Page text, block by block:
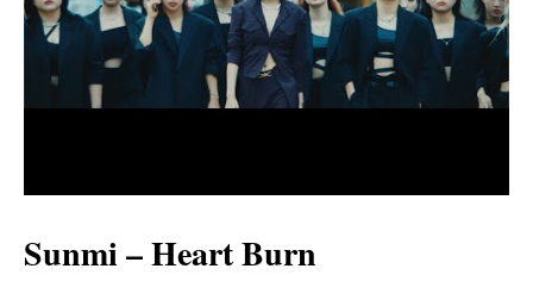
Sunmi – Heart Burn